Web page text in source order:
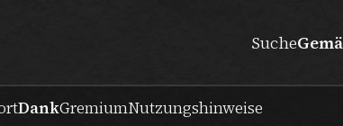
Suche
DankGremiumNutzungshinweise